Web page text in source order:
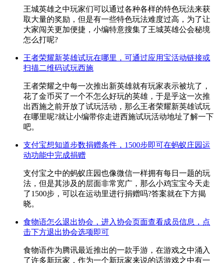
王城英雄之中玩家们可以通过各种各样的特色玩法来获
取大量的奖励，但是有一些特色玩法难度过高，为了让
大家闯关更加便捷，小编特意搜集了王城英雄公会秘境
怎么打呢?
王者荣耀新英雄试玩在哪里，可通过应用宝活动链接或
扫描二维码试玩西施
王者荣耀之中每一次推出新英雄就有玩家表示被坑了，
花了金币买了一个不怎么好玩的英雄，于是乎这一次推
出西施之前开放了试玩活动，那么王者荣耀新英雄试玩
在哪里呢?就让小编带你走进西施试玩活动地址了解一下
吧。
支付宝想知道步数捐赠条件，1500步即可在蚂蚁庄园运
动功能中完成捐赠
支付宝之中的蚂蚁庄园也像微信一样拥有每日一题的玩
法，但是其涉及的层面非常宽广，那么小鸡宝宝今天走
了1500步，可以在运动里进行捐赠吗?答案就在下方揭
晓。
食物语怎么退出协会，进入协会页面查看成员信息，点
击下方退出协会选项即可
食物语作为腾讯最近推出的一款手游，在游戏之中涌入
了许多新玩家，作为一个新玩家来说的话游戏之中有一